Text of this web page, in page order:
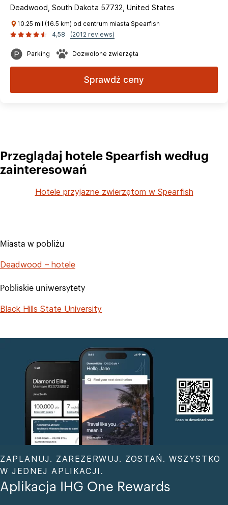
Deadwood, South Dakota 57732, United States
10.25 mil (16.5 km) od centrum miasta Spearfish
4,58
(2012 reviews)
Parking Dozwolone zwierzęta
Sprawdź ceny
Przeglądaj hotele Spearfish według
zainteresowań
Hotele przyjazne zwierzętom w Spearfish
Miasta w pobliżu
Deadwood – hotele
Pobliskie uniwersytety
Black Hills State University
ZAPLANUJ. ZAREZERWUJ. ZOSTAŃ. WSZYSTKO
W JEDNEJ APLIKACJI.
Aplikacja IHG One Rewards